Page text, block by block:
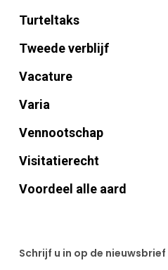
Turteltaks
Tweede verblijf
Vacature
Varia
Vennootschap
Visitatierecht
Voordeel alle aard
Schrijf u in op de nieuwsbrief